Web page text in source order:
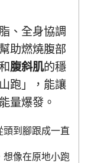
、全身協調
助燃燒腹部
腹斜肌的穩
跑」，能讓
量爆發。
頭到腳跟成一直
想像在原地小跑